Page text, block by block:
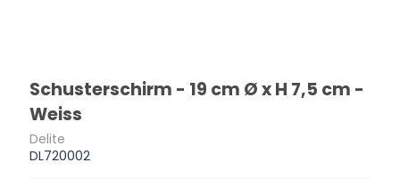
Schusterschirm - 19 cm Ø x H 7,5 cm -
Weiss
Delite
DL720002